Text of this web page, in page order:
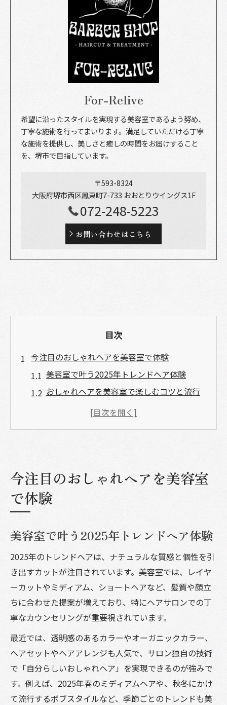
For-Relive
希望に沿ったスタイルを実現する美容室であるよう努め、
丁寧な施術を行ってまいります。満足していただける丁寧
な施術を提供し、美しさと癒しの時間をお届けすること
を、堺市で目指しています。
〒593-8324
大阪府堺市西区鳳東町7-733 おおとりウイングス1F
072-248-5223
お問い合わせはこちら
目次
今注目のおしゃれヘアを美容室で体験
美容室で叶う2025年トレンドヘア体験
おしゃれヘアを美容室で楽しむコツと流行
美容室選びで流行りヘアスタイルを実現
美容室で理想の髪型に近づく選び方の秘訣
美容室選びはヘアスタイル満足度の鍵
美容室口コミ活用でおしゃれヘアを実現
流行りの髪型も自分らしく美容室で提案
美容室で流行りの髪型を自分らしく仕上げ
る
おしゃれヘアは美容室で個性を引き出す提
美容室で自分に合うトレンドヘアの選び方
美容室で得意なスタイリストの提案術とは
美容室で流行りのヘアも自分に似合う工夫
人気ランキングで見る2025年ヘアスタイル
今注目のおしゃれヘアを美容室
で体験
美容室で叶う2025年トレンドヘア体験
2025年のトレンドヘアは、ナチュラルな質感と個性を引
き出すカットが注目されています。美容室では、レイヤ
ーカットやミディアム、ショートヘアなど、髪質や顔立
ちに合わせた提案が増えており、特にヘアサロンでの丁
寧なカウンセリングが重要視されています。
最近では、透明感のあるカラーやオーガニックカラー、
ヘアセットやヘアアレンジも人気で、サロン独自の技術
で「自分らしいおしゃれヘア」を実現できるのが強みで
す。例えば、2025年春のミディアムヘアや、秋冬にかけ
て流行するボブスタイルなど、季節ごとのトレンドも美